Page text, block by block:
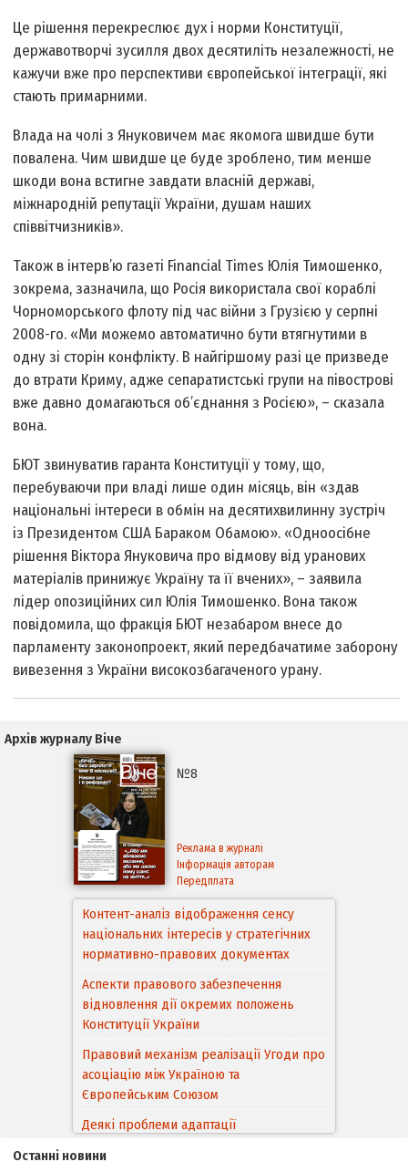
Це рішення перекреслює дух і норми Конституції,
державотворчі зусилля двох десятиліть незалежності, не
кажучи вже про перспективи європейської інтеграції, які
стають примарними.
Влада на чолі з Януковичем має якомога швидше бути
повалена. Чим швидше це буде зроблено, тим менше
шкоди вона встигне завдати власній державі,
міжнародній репутації України, душам наших
співвітчизників».
Також в інтерв’ю газеті Financial Times Юлія Тимошенко,
зокрема, зазначила, що Росія використала свої кораблі
Чорноморського флоту під час війни з Грузією у серпні
2008-го. «Ми можемо автоматично бути втягнутими в
одну зі сторін конфлікту. В найгіршому разі це призведе
до втрати Криму, адже сепаратистські групи на півострові
вже давно домагаються об’єднання з Росією», – сказала
вона.
БЮТ звинуватив гаранта Конституції у тому, що,
перебуваючи при владі лише один місяць, він «здав
національні інтереси в обмін на десятихвилинну зустріч
із Президентом США Бараком Обамою». «Одноосібне
рішення Віктора Януковича про відмову від уранових
матеріалів принижує Україну та її вчених», – заявила
лідер опозиційних сил Юлія Тимошенко. Вона також
повідомила, що фракція БЮТ незабаром внесе до
парламенту законопроект, який передбачатиме заборону
вивезення з України високозбагаченого урану.
Архів журналу Віче
№8
Реклама в журналі
Інформація авторам
Передплата
Контент-аналіз відображення сенсу
національних інтересів у стратегічних
нормативно-правових документах
Аспекти правового забезпечення
відновлення дії окремих положень
Конституції України
Правовий механізм реалізації Угоди про
асоціацію між Україною та
Європейським Cоюзом
Деякі проблеми адаптації
Останні новини